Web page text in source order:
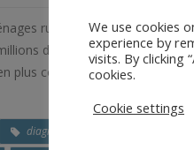
ruraux et contribue à
d’habitant. Cependant
plus comme une solution
diagnostic des cultures
We use cookies
experience by
visits. By clicking
cookies.
Cookie settings